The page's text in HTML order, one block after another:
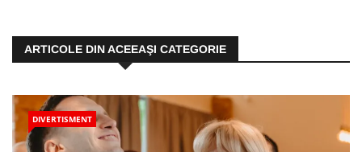
ARTICOLE DIN ACEEAŞI CATEGORIE
DIVERTISMENT